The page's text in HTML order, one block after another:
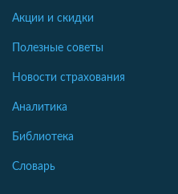
Акции и скидки
Полезные советы
Новости страхования
Аналитика
Библиотека
Словарь